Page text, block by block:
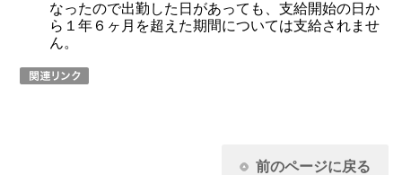
なったので出勤した日があっても、支給開始の日か
ら１年６ヶ月を超えた期間については支給されませ
ん。
前のページに戻る